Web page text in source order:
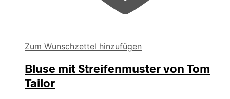
Zum Wunschzettel hinzufügen
Bluse mit Streifenmuster von Tom
Tailor